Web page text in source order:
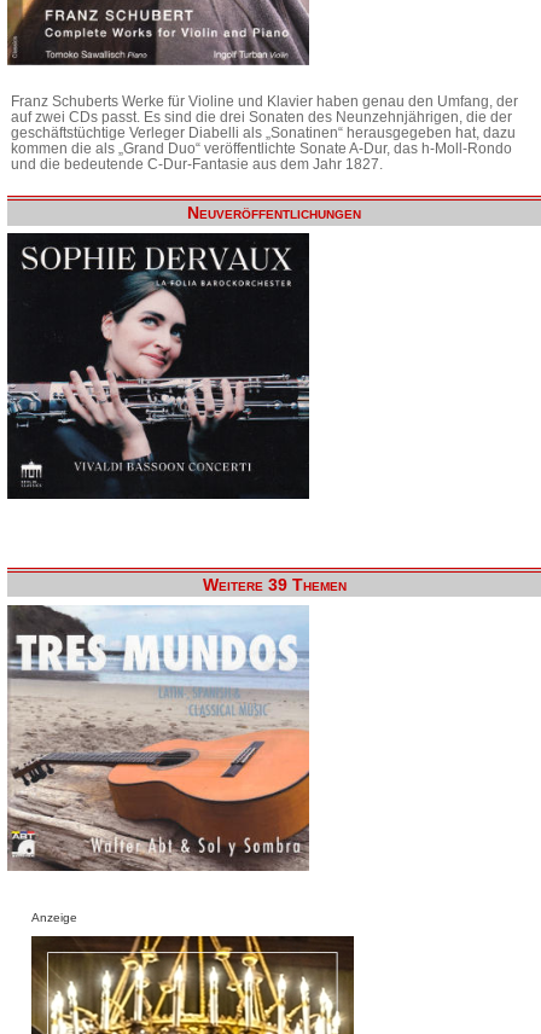
Franz Schuberts Werke für Violine und Klavier haben genau den Umfang, der
auf zwei CDs passt. Es sind die drei Sonaten des Neunzehnjährigen, die der
geschäftstüchtige Verleger Diabelli als „Sonatinen“ herausgegeben hat, dazu
kommen die als „Grand Duo“ veröffentlichte Sonate A-Dur, das h-Moll-Rondo
und die bedeutende C-Dur-Fantasie aus dem Jahr 1827.
Neuveröffentlichungen
Weitere 39 Themen
Anzeige